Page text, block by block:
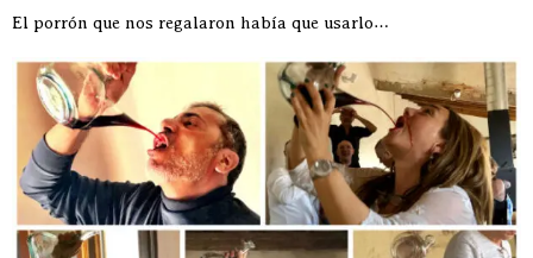
El porrón que nos regalaron había que usarlo…